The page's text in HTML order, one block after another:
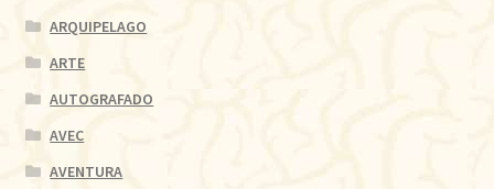
ARQUIPELAGO
ARTE
AUTOGRAFADO
AVEC
AVENTURA